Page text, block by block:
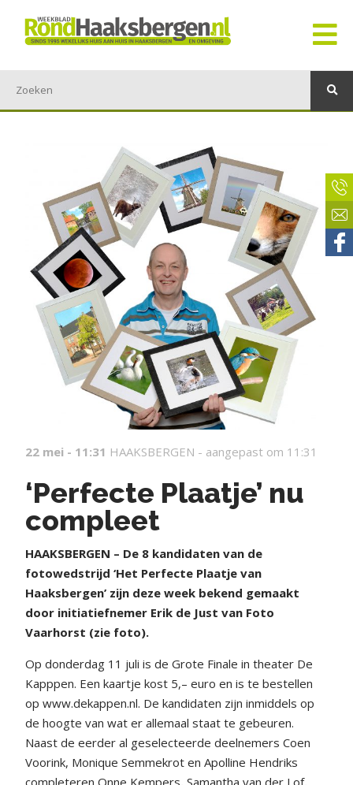
22 mei - 11:31 HAAKSBERGEN - aangepast om 11:31
‘Perfecte Plaatje’ nu
compleet
HAAKSBERGEN – De 8 kandidaten van de
fotowedstrijd ‘Het Perfecte Plaatje van
Haaksbergen’ zijn deze week bekend gemaakt
door initiatiefnemer Erik de Just van Foto
Vaarhorst (zie foto).
Op donderdag 11 juli is de Grote Finale in theater De
Kapppen. Een kaartje kost 5,– euro en is te bestellen
op www.dekappen.nl. De kandidaten zijn inmiddels op
de hoogte van wat er allemaal staat te gebeuren.
Naast de eerder al geselecteerde deelnemers Coen
Voorink, Monique Semmekrot en Apolline Hendriks